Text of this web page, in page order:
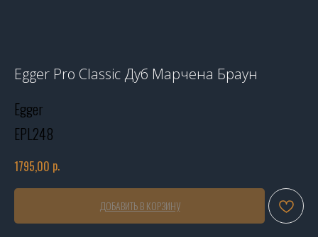
Egger Pro Classic Дуб Марчена Браун
Egger
EPL248
1795,00 р.
ДОБАВИТЬ В КОРЗИНУ